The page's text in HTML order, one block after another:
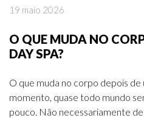
19 maio 2026
O QUE MUDA NO
DAY SPA?
O que muda no corpo depois de
momento, quase todo mundo
pouco. Não necessariamente